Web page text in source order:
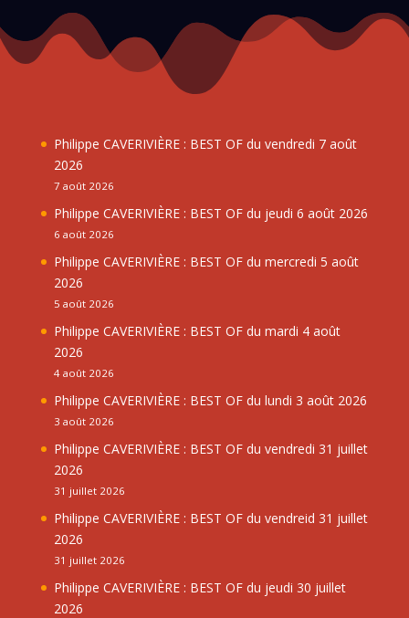
Philippe CAVERIVIÈRE : BEST OF du vendredi 7 août
2026
7 août 2026
Philippe CAVERIVIÈRE : BEST OF du jeudi 6 août 2026
6 août 2026
Philippe CAVERIVIÈRE : BEST OF du mercredi 5 août
2026
5 août 2026
Philippe CAVERIVIÈRE : BEST OF du mardi 4 août
2026
4 août 2026
Philippe CAVERIVIÈRE : BEST OF du lundi 3 août 2026
3 août 2026
Philippe CAVERIVIÈRE : BEST OF du vendredi 31 juillet
2026
31 juillet 2026
Philippe CAVERIVIÈRE : BEST OF du vendreid 31 juillet
2026
31 juillet 2026
Philippe CAVERIVIÈRE : BEST OF du jeudi 30 juillet
2026